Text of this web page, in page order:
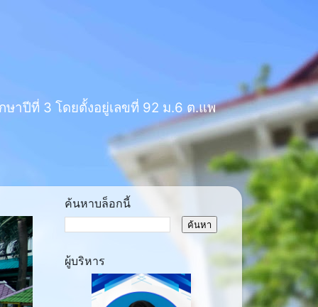
าปีที่ 3 โดยตั้งอยู่เลขที่ 92 ม.6 ต.แพ
ค้นหาบล็อกนี้
ผู้บริหาร